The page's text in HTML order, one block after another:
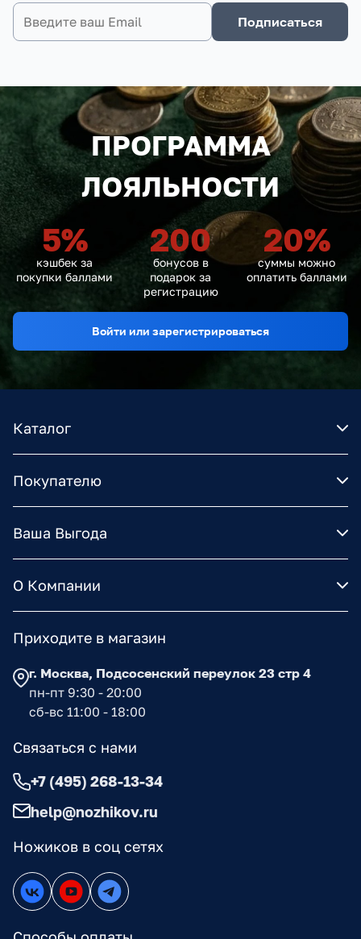
Подписаться
ПРОГРАММА
ЛОЯЛЬНОСТИ
5%
кэшбек за
покупки баллами
200
бонусов в
подарок за
регистрацию
20%
суммы можно
оплатить баллами
Войти или зарегистрироваться
Каталог
Покупателю
Ваша Выгода
О Компании
Ножиков в соц сетях
Приходите в магазин
г. Москва, Подсосенский переулок 23 стр 4
пн-пт 9:30 - 20:00
сб-вс 11:00 - 18:00
Связаться с нами
+7 (495) 268-13-34
help@nozhikov.ru